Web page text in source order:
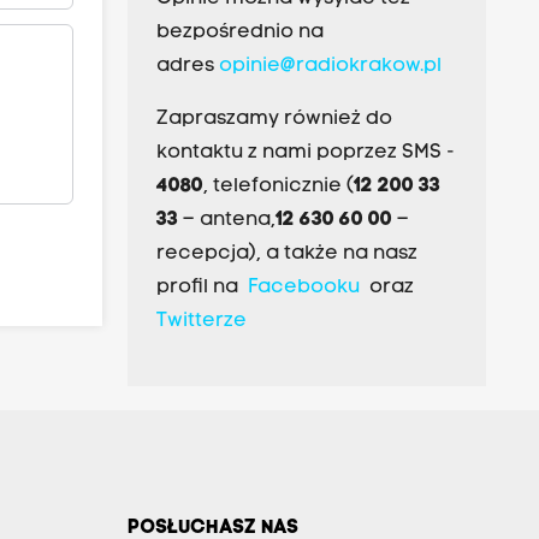
bezpośrednio na
adres opinie@radiokrakow.pl
Zapraszamy również do
kontaktu z nami poprzez SMS -
4080, telefonicznie (12 200 33
33– antena,12 630 60 00 –
recepcja), a także na nasz
profil na Facebookuoraz
Twitterze
POSŁUCHASZ NAS